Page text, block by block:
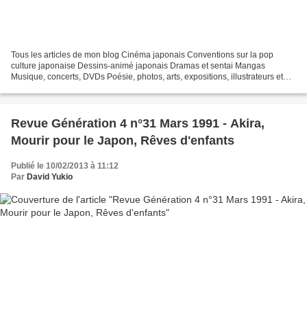
Tous les articles de mon blog Cinéma japonais Conventions sur la pop
culture japonaise Dessins-animé japonais Dramas et sentai Mangas
Musique, concerts, DVDs Poésie, photos, arts, expositions, illustrateurs et
Revue Génération 4 n°31 Mars 1991 - Akira,
Mourir pour le Japon, Rêves d'enfants
Publié le 10/02/2013 à 11:12
Par David Yukio